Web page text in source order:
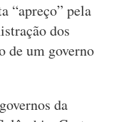
“apreço” pela
dos
de um governo
da